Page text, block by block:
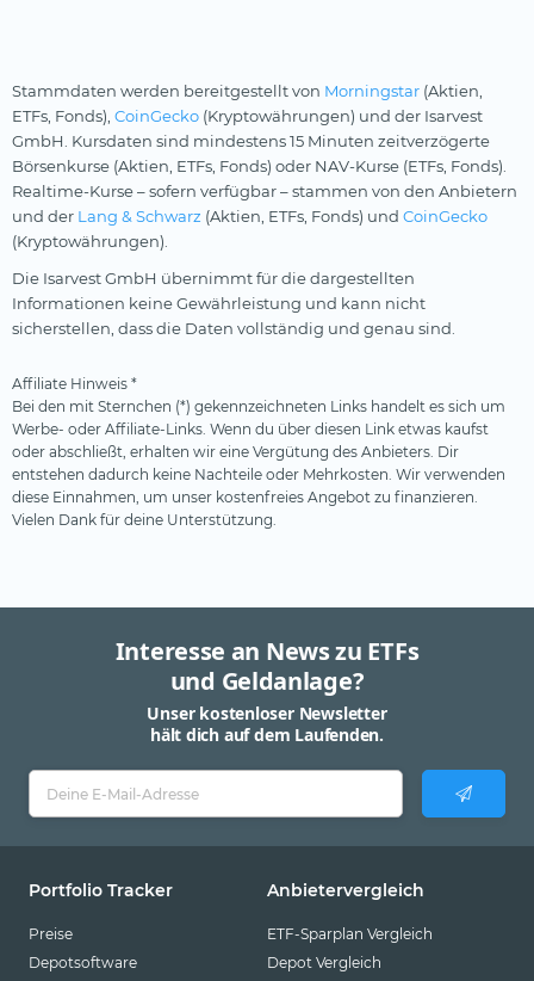
Stammdaten werden bereitgestellt von Morningstar (Aktien,
ETFs, Fonds), CoinGecko (Kryptowährungen) und der Isarvest
GmbH. Kursdaten sind mindestens 15 Minuten zeitverzögerte
Börsenkurse (Aktien, ETFs, Fonds) oder NAV-Kurse (ETFs, Fonds).
Realtime-Kurse – sofern verfügbar – stammen von den Anbietern
und der Lang & Schwarz (Aktien, ETFs, Fonds) und CoinGecko
(Kryptowährungen).
Die Isarvest GmbH übernimmt für die dargestellten
Informationen keine Gewährleistung und kann nicht
sicherstellen, dass die Daten vollständig und genau sind.
Affiliate Hinweis *
Bei den mit Sternchen (*) gekennzeichneten Links handelt es sich um
Werbe- oder Affiliate-Links. Wenn du über diesen Link etwas kaufst
oder abschließt, erhalten wir eine Vergütung des Anbieters. Dir
entstehen dadurch keine Nachteile oder Mehrkosten. Wir verwenden
diese Einnahmen, um unser kostenfreies Angebot zu finanzieren.
Vielen Dank für deine Unterstützung.
Interesse an News zu ETFs
und Geldanlage?
Unser kostenloser Newsletter
hält dich auf dem Laufenden.
Portfolio Tracker
Preise
Depotsoftware
Anbietervergleich
ETF-Sparplan Vergleich
Depot Vergleich